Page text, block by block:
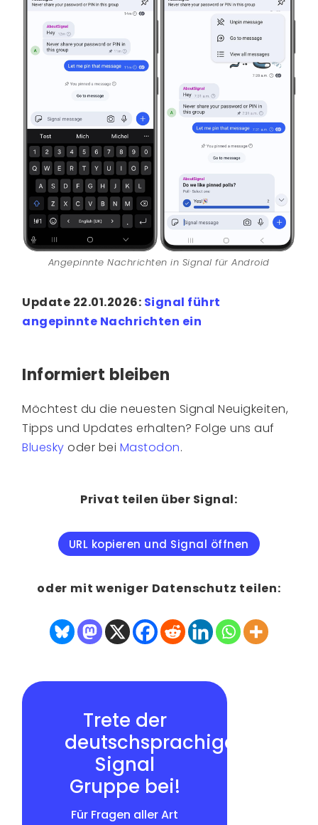
Angepinnte Nachrichten in Signal für Android
Update 22.01.2026: Signal führt
angepinnte Nachrichten ein
Informiert bleiben
Möchtest du die neuesten Signal Neuigkeiten,
Tipps und Updates erhalten? Folge uns auf
Bluesky oder bei Mastodon.
Privat teilen über Signal:
URL kopieren und Signal öffnen
oder mit weniger Datenschutz teilen:
Trete der
deutschsprachigen
Signal
Gruppe bei!
Für Fragen aller Art